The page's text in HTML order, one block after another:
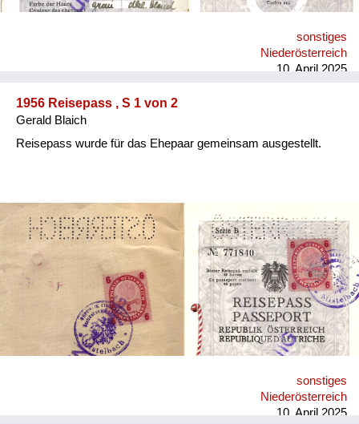
sonstiges
Niederösterreich
10. April 2025
1956 Reisepass , S 1 von 2
Gerald Blaich
Reisepass wurde für das Ehepaar gemeinsam ausgestellt.
sonstiges
Niederösterreich
10. April 2025